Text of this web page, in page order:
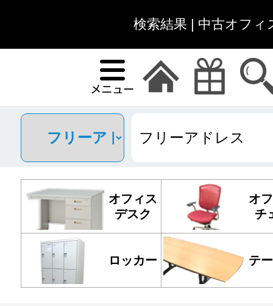
検索結果 | 中古オフィ
オフィス
デスク
オ
チ
ロッカー テ